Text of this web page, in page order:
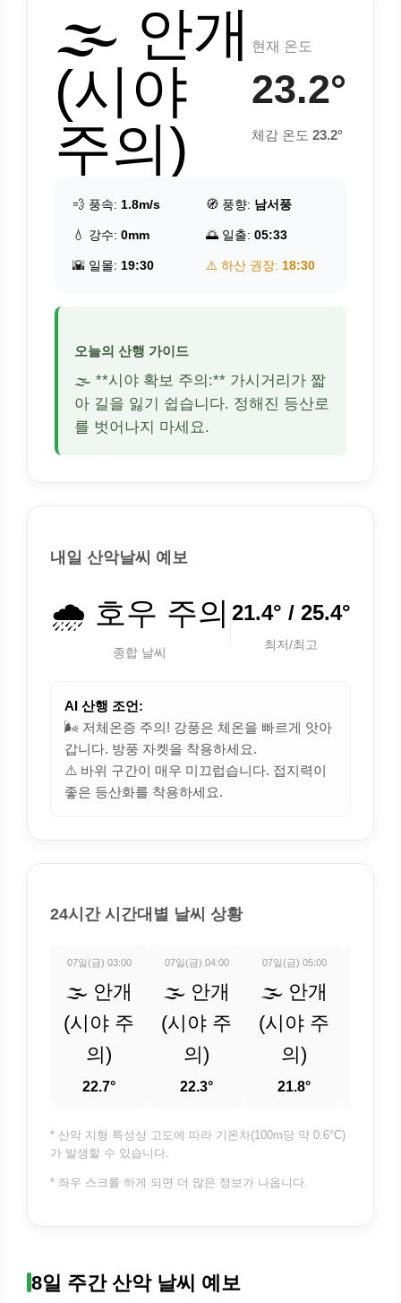
🌫️ 안개
(시야
주의)
현재 온도
23.2°
체감 온도 23.2°
💨 풍속: 1.8m/s 🧭 풍향: 남서풍
💧 강수: 0mm 🌅 일출: 05:33
🌇 일몰: 19:30 ⚠️ 하산 권장: 18:30
오늘의 산행 가이드
🌫️ **시야 확보 주의:** 가시거리가 짧
아 길을 잃기 쉽습니다. 정해진 등산로
를 벗어나지 마세요.
내일 산악날씨 예보
🌧️ 호우 주의
종합 날씨
21.4° / 25.4°
최저/최고
AI 산행 조언:
🌬️ 저체온증 주의! 강풍은 체온을 빠르게 앗아
갑니다. 방풍 자켓을 착용하세요.
⚠️ 바위 구간이 매우 미끄럽습니다. 접지력이
좋은 등산화를 착용하세요.
24시간 시간대별 날씨 상황
07일(금) 03:00
🌫️ 안개
(시야 주
의)
22.7°
07일(금) 04:00
🌫️ 안개
(시야 주
의)
22.3°
07일(금) 05:00
🌫️ 안개
(시야 주
의)
21.8°
* 산악 지형 특성상 고도에 따라 기온차(100m당 약 0.6°C)
가 발생할 수 있습니다.
* 좌우 스크롤 하게 되면 더 많은 정보가 나옵니다.
8일 주간 산악 날씨 예보